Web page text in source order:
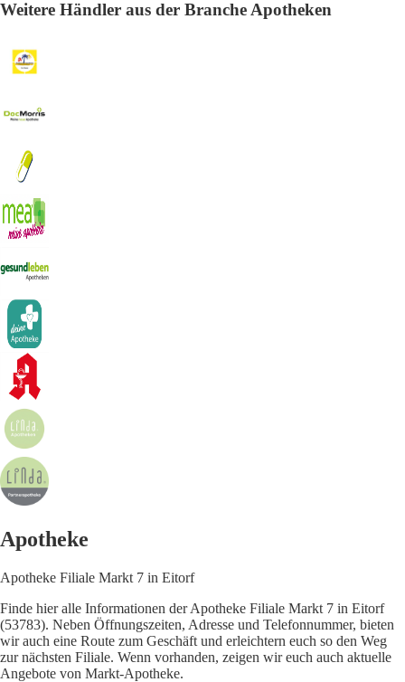
Weitere Händler aus der Branche Apotheken
Apotheke
Apotheke Filiale Markt 7 in Eitorf
Finde hier alle Informationen der Apotheke Filiale Markt 7 in Eitorf
(53783). Neben Öffnungszeiten, Adresse und Telefonnummer, bieten
wir auch eine Route zum Geschäft und erleichtern euch so den Weg
zur nächsten Filiale. Wenn vorhanden, zeigen wir euch auch aktuelle
Angebote von Markt-Apotheke.